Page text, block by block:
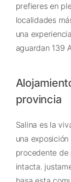
prefieres en
localidades
una
aguardan 139
provincia
Salina es la
una
procedente de
intacta.